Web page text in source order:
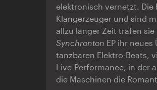
elektronisch vernetzt. Die
Klangerzeuger und sind
allzu langer Zeit trafen
Synchronton EP ihr neues
tanzbaren Elektro-Beats,
Live-Performance, in der
die Maschinen die